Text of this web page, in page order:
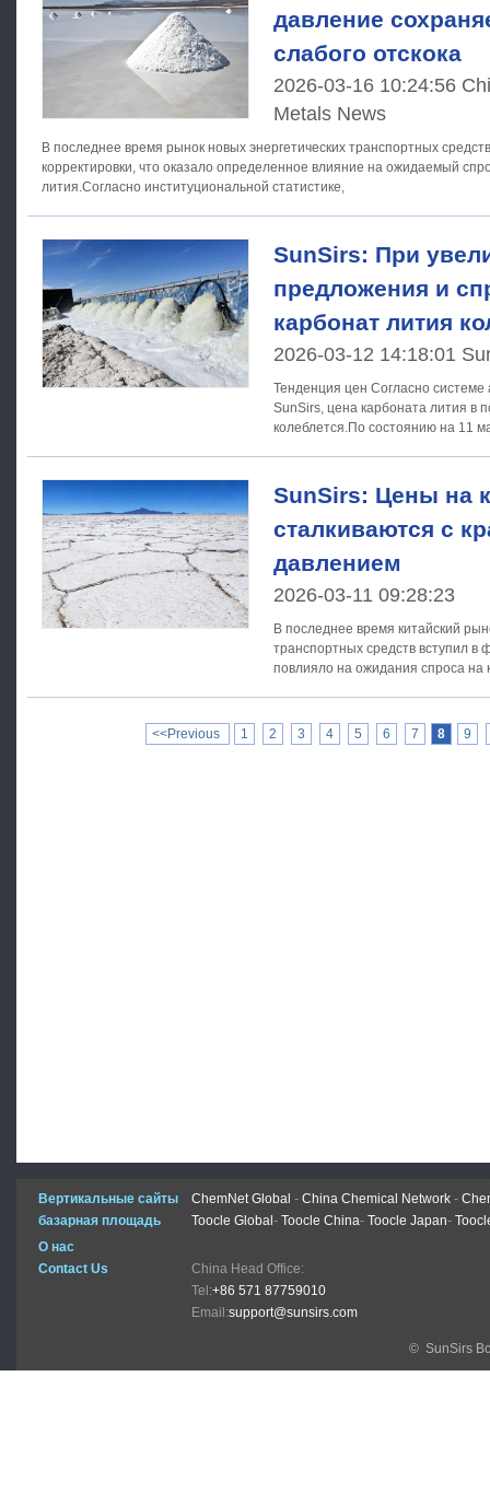
давление
слабого отскока
2026-03-16 10:24:56
Metals News
В последнее время рынок новых энергетических транспортных
корректировки, что оказало определенное влияние на ожидаемый
лития.Согласно институциональной статистике,
SunSirs: При
предложения и
карбонат лития
2026-03-12 14:18:01
Тенденция цен Согласно системе анализа спотового рынка
SunSirs, цена карбоната лития в
колеблется.По состоянию на 11
SunSirs: Цены на
сталкиваются с
давлением
2026-03-11 09:28:23
В последнее время китайский
транспортных средств вступил в
повлияло на ожидания спроса на
<<Previous 1 2 3 4 5 6 7 8 9
Вертикальные сайты ChemNet Global - China Chemical Network -
базарная площадь
Toocle Global - Toocle China- Toocle Japan-
О нас
Contact Us
China Head Office:
Tel:+86 571 87759010
Email:support@sunsirs.com
© SunSirs